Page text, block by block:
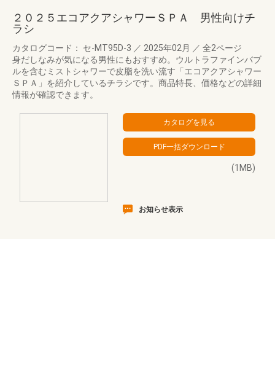
２０２５エコアクアシャワーＳＰＡ 男性向けチ
ラシ
カタログコード： セ-MT95D-3 ／ 2025年02月 ／ 全2ページ
身だしなみが気になる男性にもおすすめ。ウルトラファインバブ
ルを含むミストシャワーで皮脂を洗い流す「エコアクアシャワー
ＳＰＡ」を紹介しているチラシです。商品特長、価格などの詳細
情報が確認できます。
(1MB)
お知らせ表示